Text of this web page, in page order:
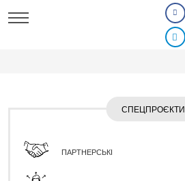
СПЕЦПРОЄКТИ
ПАРТНЕРСЬКІ